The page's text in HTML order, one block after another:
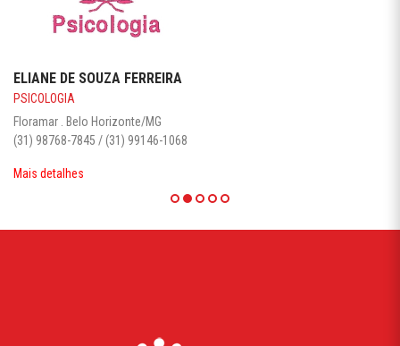
ELIANE DE SOUZA FERREIRA
PSICOLOGIA
Floramar . Belo Horizonte/MG
(31) 98768-7845 / (31) 99146-1068
Mais detalhes